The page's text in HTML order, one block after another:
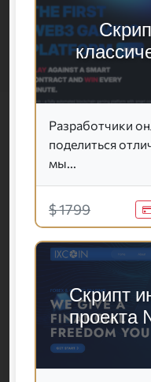
Разработчики
поделиться
мы...
$ 1799
Скрипт
проекта